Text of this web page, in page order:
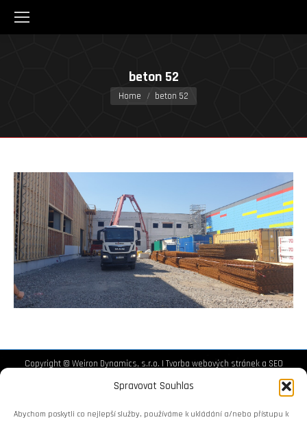
Spravovat Souhlas
Abychom poskytli co nejlepší služby, používáme k ukládání a/nebo přístupu k
beton 52
You are here:
Home beton 52
Copyright © Weiron Dynamics, s.r.o. | Tvorba webových stráneka SEO